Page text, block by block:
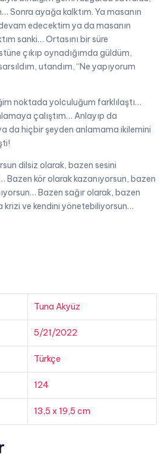
Sonra ayağa kalktım. Ya masanın
edecektim ya da masanın
sanki… Ortasını bir süre
çıkıp oynadığımda güldüm,
utandım, “Ne yapıyorum
noktada yolculuğum farklılaştı…
çalıştım… Anlayıp da
da hiçbir şeyden anlamama ikilemini
dilsiz olarak, bazen sesini
Bazen kör olarak kazanıyorsun, bazen
Bazen sağır olarak, bazen
ve kendini yönetebiliyorsun…
Tuna Akyüz
5/21/2022
Türkçe
124
13,5 x 19,5 cm